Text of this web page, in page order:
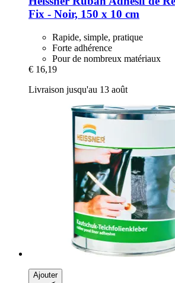
Fix -​ Noir, 150 x 10 cm
Rapide, simple, pratique
Forte adhérence
Pour de nombreux matériaux
€ 16,19
Livraison jusqu'au 13 août
Ajouter